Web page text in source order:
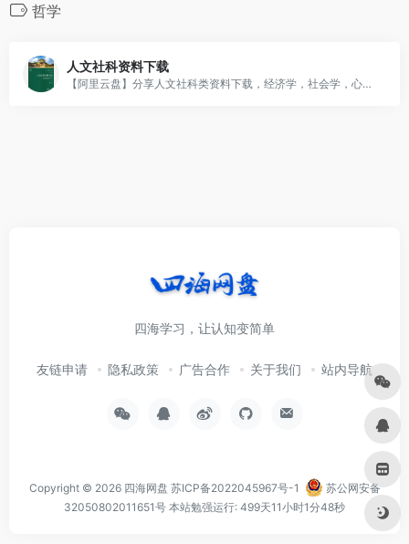
哲学
人文社科资料下载
【阿里云盘】分享人文社科类资料下载，经济学，社会学，心理学，哲学，政治，历史，文化等资料包，直链可查看选择下载
四海学习，让认知变简单
友链申请 隐私政策 广告合作 关于我们 站内导航
Copyright © 2026 四海网盘 苏ICP备2022045967号-1
苏公网安备
32050802011651号 本站勉强运行: 499天11小时1分48秒